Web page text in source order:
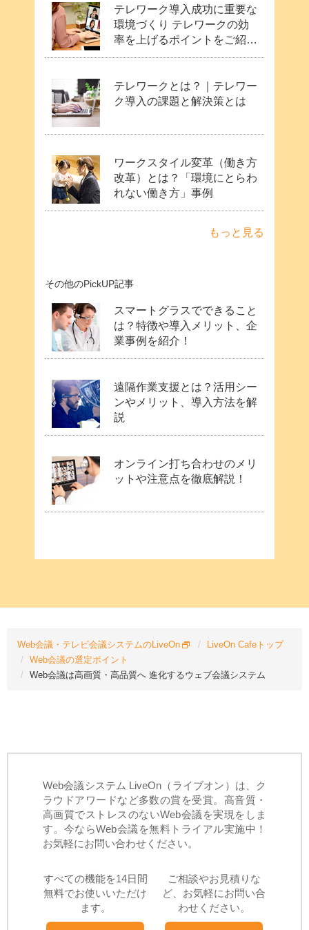
テレワーク導入成功に重要な
環境づくり テレワークの効
率を上げるポイントをご紹
介！
テレワークとは？｜テレワー
ク導入の課題と解決策とは
ワークスタイル変革（働き方
改革）とは？「環境にとらわ
れない働き方」事例
もっと見る
その他のPickUP記事
スマートグラスでできること
は？特徴や導入メリット、企
業事例を紹介！
遠隔作業支援とは？活用シー
ンやメリット、導入方法を解
説
オンライン打ち合わせのメリ
ットや注意点を徹底解説！
Web会議・テレビ会議システムのLiveOn
LiveOn Cafeトップ
Web会議の選定ポイント
Web会議は高画質・高品質へ 進化するウェブ会議システム
Web会議システム LiveOn（ライブオン）は、ク
ラウドアワードなど多数の賞を受賞。高音質・
高画質でストレスのないWeb会議を実現をしま
す。今ならWeb会議を無料トライアル実施中！
お気軽にお問い合わせください。
すべての機能を14日間
無料でお使いいただけ
ます。
ご相談やお見積りな
ど、お気軽にお問い合
わせください。